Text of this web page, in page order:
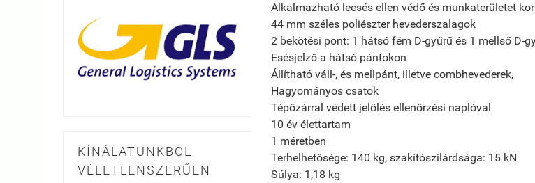
KÍNÁLATUNKBÓL
VÉLETLENSZERŰEN
Alkalmazható leesés ellen védő és munkaterületet
44 mm széles poliészter hevederszalagok
2 bekötési pont: 1 hátsó fém D-gyűrű és 1 mellső D-
Esésjelző a hátsó pántokon
Állítható váll-, és mellpánt, illetve combhevederek,
Hagyományos csatok
Tépőzárral védett jelölés ellenőrzési naplóval
10 év élettartam
1 méretben
Terhelhetősége: 140 kg, szakítószilárdsága: 15 kN
Súlya: 1,18 kg